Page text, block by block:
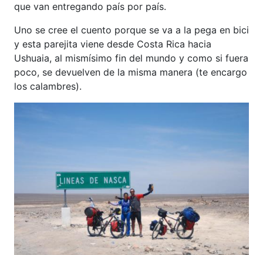
que van entregando país por país.
Uno se cree el cuento porque se va a la pega en bici
y esta parejita viene desde Costa Rica hacia
Ushuaia, al mismísimo fin del mundo y como si fuera
poco, se devuelven de la misma manera (te encargo
los calambres).